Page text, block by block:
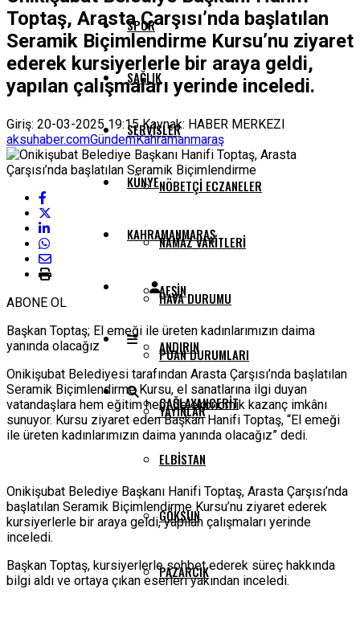
SPOR
SAĞLIK
SERVISLER
NÖBETÇI ECZANELER
NAMAZ VAKITLERI
HAVA DURUMU
PUAN DURUMLARI
YAYINLAR
KÜNYE
KAHRAMANMARAŞ
AFŞIN
ANDIRIN
ÇAĞLAYANCERIT
ELBISTAN
GÖKSUN
PAZARCIK
Toptaş, Arasta Çarşısı’nda başlatılan
Seramik Biçimlendirme Kursu’nu ziyaret
ederek kursiyerlerle bir araya geldi,
yapılan çalışmaları yerinde inceledi.
Giriş: 20-03-2025 19:15Kaynak: HABER MERKEZI
aksuhaber.comGündemKahramanmaraş
ABONE OL
Başkan Toptaş; El emeği ile üreten kadınlarımızın daima
yanında olacağız
Onikişubat Belediyesi tarafından Arasta Çarşısı’nda başlatılan
Seramik Biçimlendirme Kursu, el sanatlarına ilgi duyan
vatandaşlara hem eğitim hem de ekonomik kazanç imkânı
sunuyor. Kursu ziyaret eden Başkan Hanifi Toptaş, “El emeği
ile üreten kadınlarımızın daima yanında olacağız” dedi.
Onikişubat Belediye Başkanı Hanifi Toptaş, Arasta Çarşısı’nda
başlatılan Seramik Biçimlendirme Kursu’nu ziyaret ederek
kursiyerlerle bir araya geldi, yapılan çalışmaları yerinde
inceledi.
Başkan Toptaş, kursiyerlerle sohbet ederek süreç hakkında
bilgi aldı ve ortaya çıkan eserleri yakından inceledi.